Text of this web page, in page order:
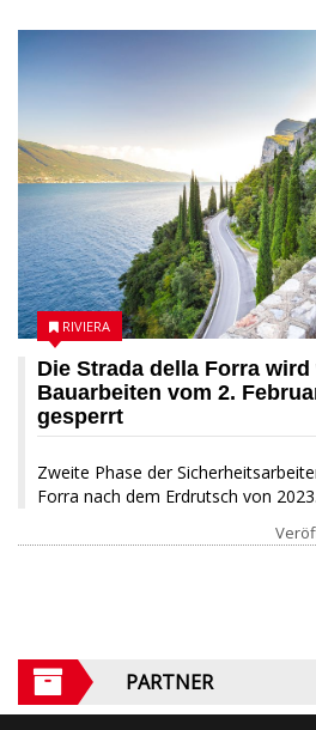
Die Strada della Forra wird
Bauarbeiten vom 2.
gesperrt
Zweite Phase der
Forra nach dem Erdrutsch von
RIVIERA
PARTNER